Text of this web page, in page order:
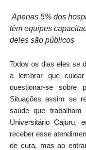
Apenas 5% dos
têm equipes
deles são públicos
Todos os dias eles se
a lembrar que
questionar-se
Situações assim se
saúde que trabalham
Universitário Cajuru,
receber esse
de cura, mas ao